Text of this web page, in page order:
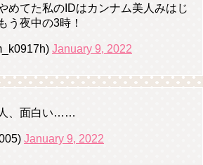
めてた私のIDはカンナム美人みはじ
う夜中の3時！
January 9, 2022
、面白い……
January 9, 2022